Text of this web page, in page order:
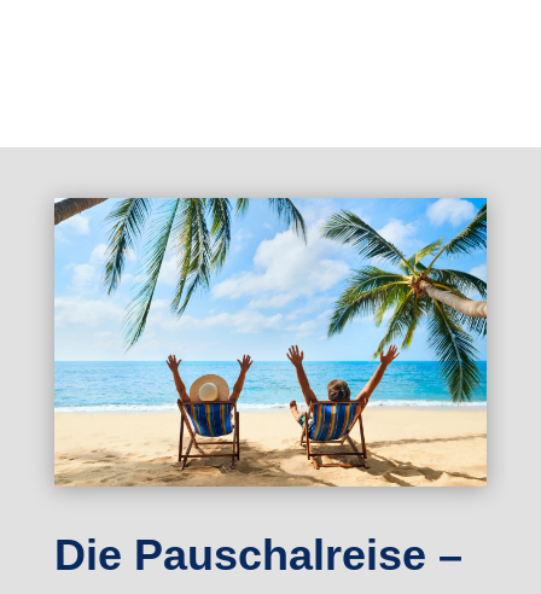
Die Pauschalreise –